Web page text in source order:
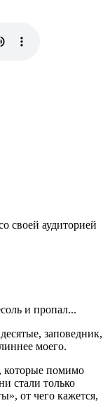
своей аудиторией
и пропал...
заповедник,
моего.
которые помимо
стали только
от чего кажется,